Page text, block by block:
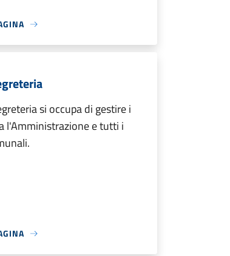
si occupa di gestire i
l'Amministrazione e tutti i